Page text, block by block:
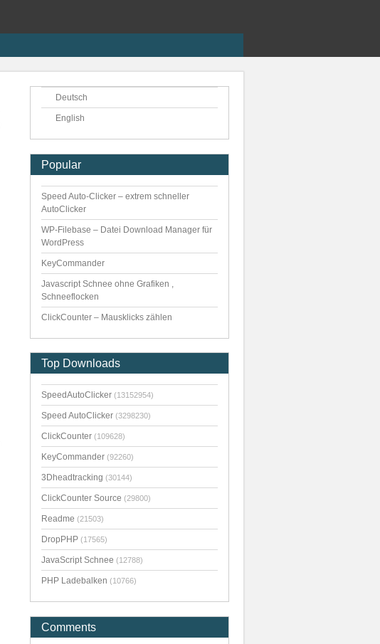
Deutsch
English
Popular
Speed Auto-Clicker – extrem schneller
AutoClicker
WP-Filebase – Datei Download Manager für
WordPress
KeyCommander
Javascript Schnee ohne Grafiken ,
Schneeflocken
ClickCounter – Mausklicks zählen
Top Downloads
SpeedAutoClicker (13152954)
Speed AutoClicker (3298230)
ClickCounter (109628)
KeyCommander (92260)
3Dheadtracking (30144)
ClickCounter Source (29800)
Readme (21503)
DropPHP (17565)
JavaScript Schnee (12788)
PHP Ladebalken (10766)
Comments